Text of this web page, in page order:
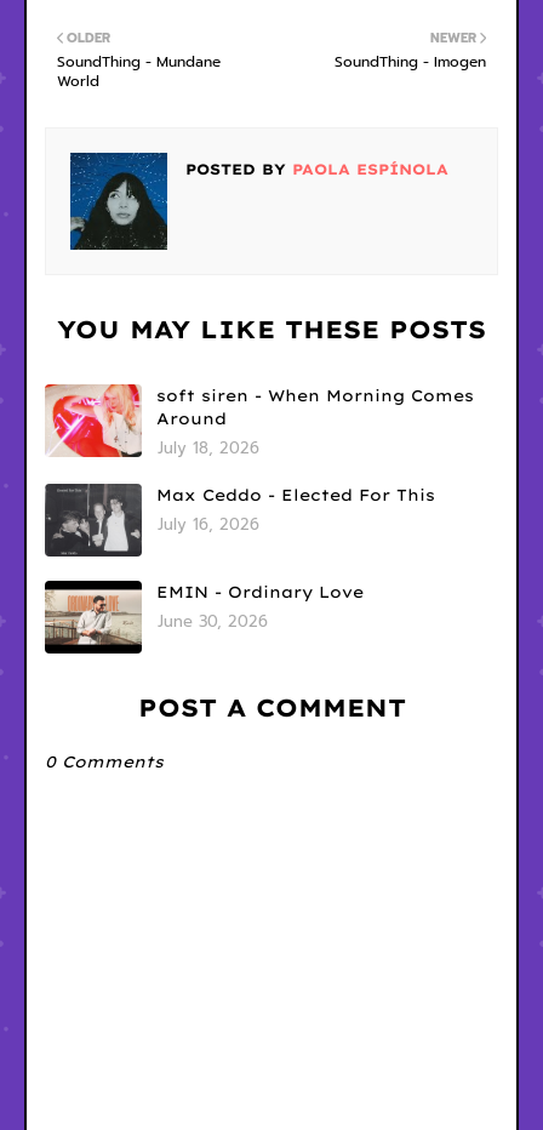
NEWER
SoundThing - Imogen
OLDER
SoundThing - Mundane
World
POSTED BY PAOLA ESPÍNOLA
YOU MAY LIKE THESE POSTS
soft siren - When Morning Comes
Around
July 18, 2026
Max Ceddo - Elected For This
July 16, 2026
EMIN - Ordinary Love
June 30, 2026
POST A COMMENT
0 Comments